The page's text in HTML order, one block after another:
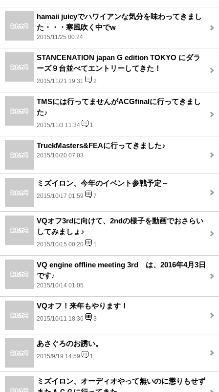
hamaii juicyでハワイアンな気分を味わってきまし
た・・・寒風吹く中でw
2015/11/25 00:24
STANCENATION japan G edition TOKYO にダラ
ーズ９台並べてエントリーしてきた！
2015/11/21 19:31 2
TMSには行ってませんがACGfinalに行ってきまし
た♪
2015/11/3 11:34 1
TruckMasters&FEAに行ってきました♪
2015/10/20 07:03
ミズイロン、今年のイベント参戦予定～
2015/10/17 01:59 7
VQオフ3rdに向けて、2ndの様子を動画でおさらい
してみましょ♪
2015/10/15 00:20 1
VQ engine offline meeting 3rd は、2016年4月3日
です♪
2015/10/14 01:05
VQオフ！来年もやります！
2015/10/11 18:36 3
あさぐろのお誘い。
2015/9/19 14:59 1
ミズイロン、オーディオやって無いのに懲りもせず